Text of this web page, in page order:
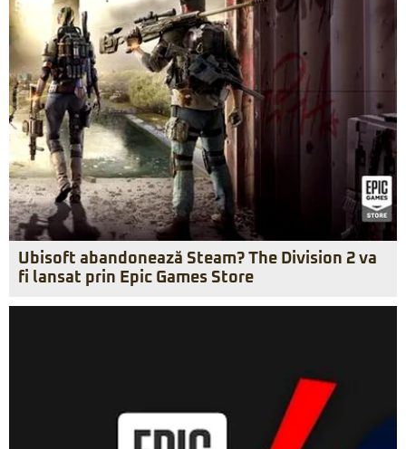
Ubisoft abandonează Steam? The Division 2 va
fi lansat prin Epic Games Store